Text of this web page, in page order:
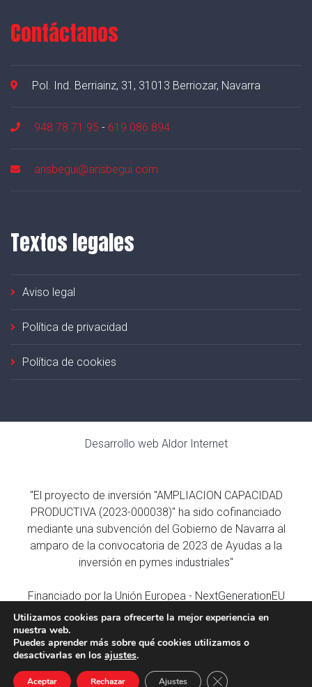
Contáctanos
Pol. Ind. Berriainz, 31, 31013 Berriozar, Navarra
948 78 71 95 - 619 086 894
arisbegui@arisbegui.com
Textos legales
Aviso legal
Política de privacidad
Política de cookies
Desarrollo web Aldor Internet
Utilizamos cookies para ofrecerte la mejor experiencia en
nuestra web.
Puedes aprender más sobre qué cookies utilizamos o
desactivarlas en los ajustes.
Aceptar Rechazar Ajustes CERRAR EL
"El proyecto de inversión "AMPLIACION CAPACIDAD
PRODUCTIVA (2023-000038)" ha sido cofinanciado
mediante una subvención del Gobierno de Navarra al
amparo de la convocatoria de 2023 de Ayudas a la
inversión en pymes industriales"
Financiado por la Unión Europea - NextGenerationEU